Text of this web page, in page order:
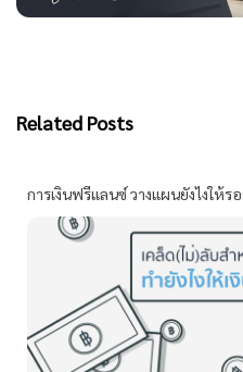
Related Posts
การเงินฟรีแลนซ์ วางแผนยังไงให้ร